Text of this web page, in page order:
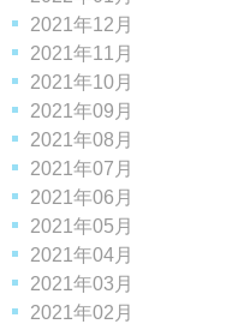
2021年12月
2021年11月
2021年10月
2021年09月
2021年08月
2021年07月
2021年06月
2021年05月
2021年04月
2021年03月
2021年02月